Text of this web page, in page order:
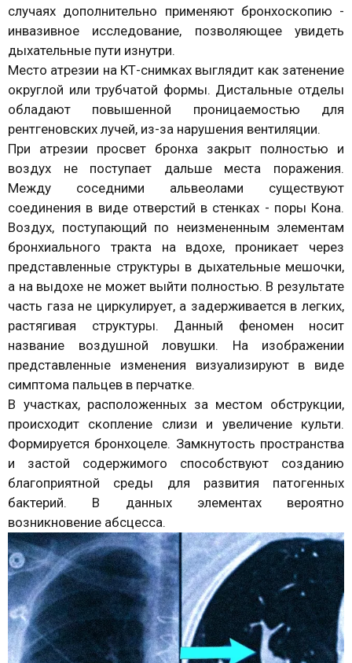
случаях дополнительно применяют бронхоскопию -
инвазивное исследование, позволяющее увидеть
дыхательные пути изнутри.
Место атрезии на КТ-снимках выглядит как затенение
округлой или трубчатой формы. Дистальные отделы
обладают повышенной проницаемостью для
рентгеновских лучей, из-за нарушения вентиляции.
При атрезии просвет бронха закрыт полностью и
воздух не поступает дальше места поражения.
Между соседними альвеолами существуют
соединения в виде отверстий в стенках - поры Кона.
Воздух, поступающий по неизмененным элементам
бронхиального тракта на вдохе, проникает через
представленные структуры в дыхательные мешочки,
а на выдохе не может выйти полностью. В результате
часть газа не циркулирует, а задерживается в легких,
растягивая структуры. Данный феномен носит
название воздушной ловушки. На изображении
представленные изменения визуализируют в виде
симптома пальцев в перчатке.
В участках, расположенных за местом обструкции,
происходит скопление слизи и увеличение культи.
Формируется бронхоцеле. Замкнутость пространства
и застой содержимого способствуют созданию
благоприятной среды для развития патогенных
бактерий. В данных элементах вероятно
возникновение абсцесса.